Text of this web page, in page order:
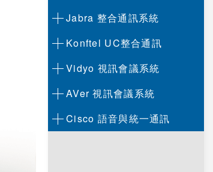
Jabra 整合通訊系統
Konftel UC整合通訊
Vidyo 視訊會議系統
AVer 視訊會議系統
Cisco 語音與統一通訊